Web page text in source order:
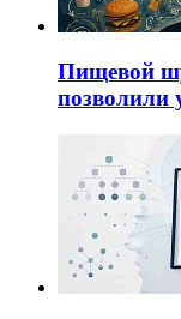
Пищевой
позволили